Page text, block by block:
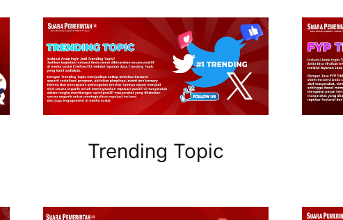
Trending Topic